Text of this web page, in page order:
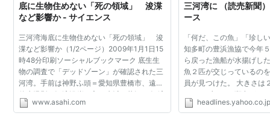
底に生物住めない「死の領域」 浚渫
など影響か - サイエンス
三河湾海底に生物住めない「死の領域」 浚
渫など影響か（1/2ページ）2009年1月1日15
時48分印刷ソーシャルブックマーク 底生生
物の調査で「デッドゾーン」が確認された三
河湾。手前は神野ふ頭＝愛知県豊橋市、遠藤
啓生撮影三河湾沿岸の主な水域の状況 三河湾
の海底に、酸素が乏しく生物がすめない「デ
www.asahi.com
三河湾に （読売新聞
ース
「何だ、この魚」「珍し
知多町の豊浜漁協で今年
ら戻った漁船が水揚げし
魚２匹が交じっているの
員が見つけた。 大きさは
バルトブルーの斑点があ
熱帯海域に生息するカワ